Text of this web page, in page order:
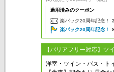
適用済みのクーポン
楽パック20周年記念！
楽パック20周年記念！
【バリアフリー対応】ツ
洋室・ツイン・バス・ト